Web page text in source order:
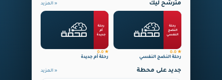
مترشح ليك « المزيد
رحلة
النضج
النفسي
★ 0.0
رحلة النضج النفسي
رحلة
أم
جديدة
★ 0.0
رحلة أم جديدة
جديد على محطة « المزيد
30 درس · 15h 0m
+201288719791
رحلة
النضج